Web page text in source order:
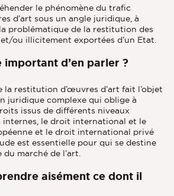
le phénomène du trafic
d’art sous un angle juridique, à
problématique de la restitution des
ou illicitement exportées d’un Etat.
important d’en parler ?
la restitution d’œuvres d’art fait l’objet
juridique complexe qui oblige à
issus de différents niveaux
le droit international et le
et le droit international privé
est essentielle pour qui se destine
marché de l’art.
aisément ce dont il